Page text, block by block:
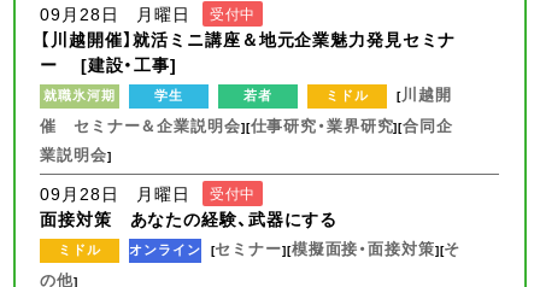
09月28日 月曜日 受付中
【川越開催】就活ミニ講座＆地元企業魅力発見セミナ
ー [建設・工事]
就職氷河期 学生 若者 ミドル [川越開
催 セミナー＆企業説明会][仕事研究・業界研究][合同企
業説明会]
09月28日 月曜日 受付中
面接対策 あなたの経験、武器にする
ミドル オンライン [セミナー][模擬面接・面接対策][そ
の他]